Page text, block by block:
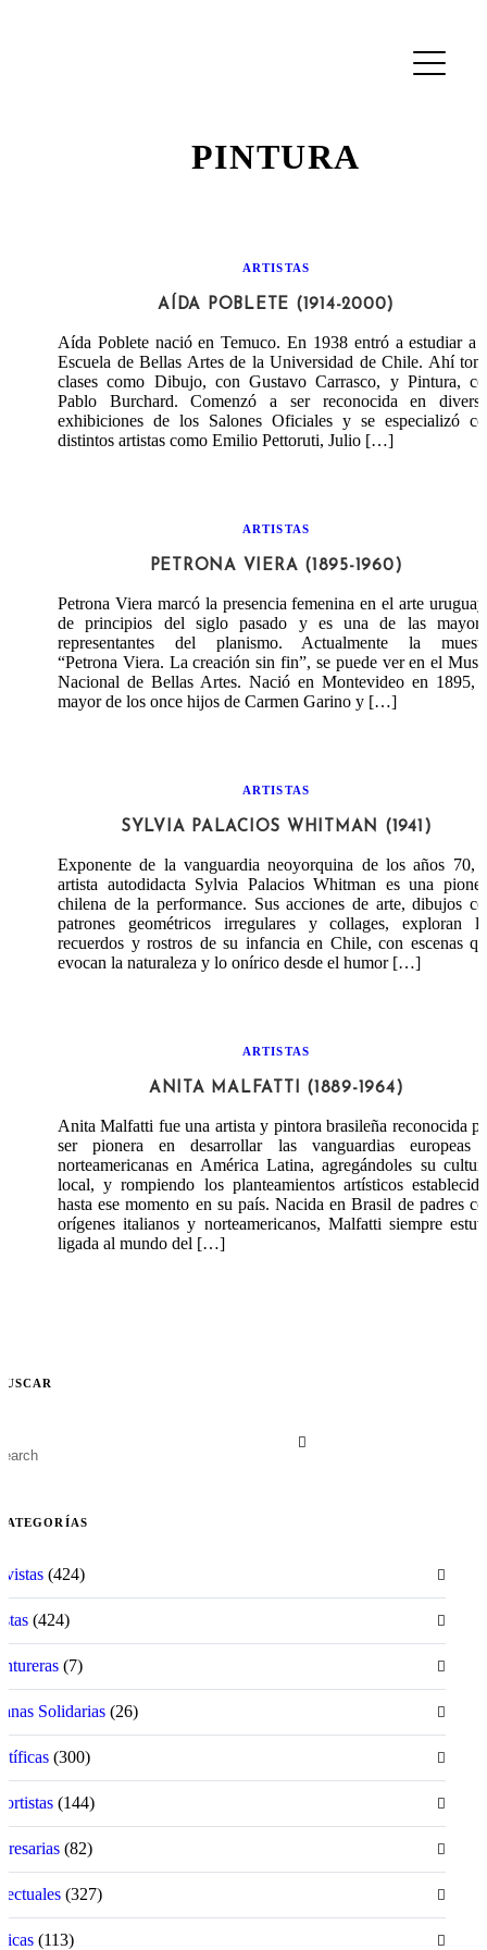
PINTURA
ARTISTAS
AÍDA POBLETE (1914-2000)
Aída Poblete nació en Temuco. En 1938 entró a estudiar a
Escuela de Bellas Artes de la Universidad de Chile. Ahí
clases como Dibujo, con Gustavo Carrasco, y Pintura,
Pablo Burchard. Comenzó a ser reconocida en
exhibiciones de los Salones Oficiales y se especializó
distintos artistas como Emilio Pettoruti, Julio […]
ARTISTAS
PETRONA VIERA (1895-1960)
Petrona Viera marcó la presencia femenina en el arte
de principios del siglo pasado y es una de las
representantes del planismo. Actualmente la
“Petrona Viera. La creación sin fin”, se puede ver en el
Nacional de Bellas Artes. Nació en Montevideo en 1895,
mayor de los once hijos de Carmen Garino y […]
ARTISTAS
SYLVIA PALACIOS WHITMAN (1941)
Exponente de la vanguardia neoyorquina de los años 70,
artista autodidacta Sylvia Palacios Whitman es una
chilena de la performance. Sus acciones de arte, dibujos
patrones geométricos irregulares y collages, exploran
recuerdos y rostros de su infancia en Chile, con escenas
evocan la naturaleza y lo onírico desde el humor […]
ARTISTAS
ANITA MALFATTI (1889-1964)
Anita Malfatti fue una artista y pintora brasileña reconocida
ser pionera en desarrollar las vanguardias europeas
norteamericanas en América Latina, agregándoles su
local, y rompiendo los planteamientos artísticos
hasta ese momento en su país. Nacida en Brasil de padres
orígenes italianos y norteamericanos, Malfatti siempre
ligada al mundo del […]
(424)
(424)
(7)
Solidarias (26)
(300)
(144)
(82)
(327)
(113)